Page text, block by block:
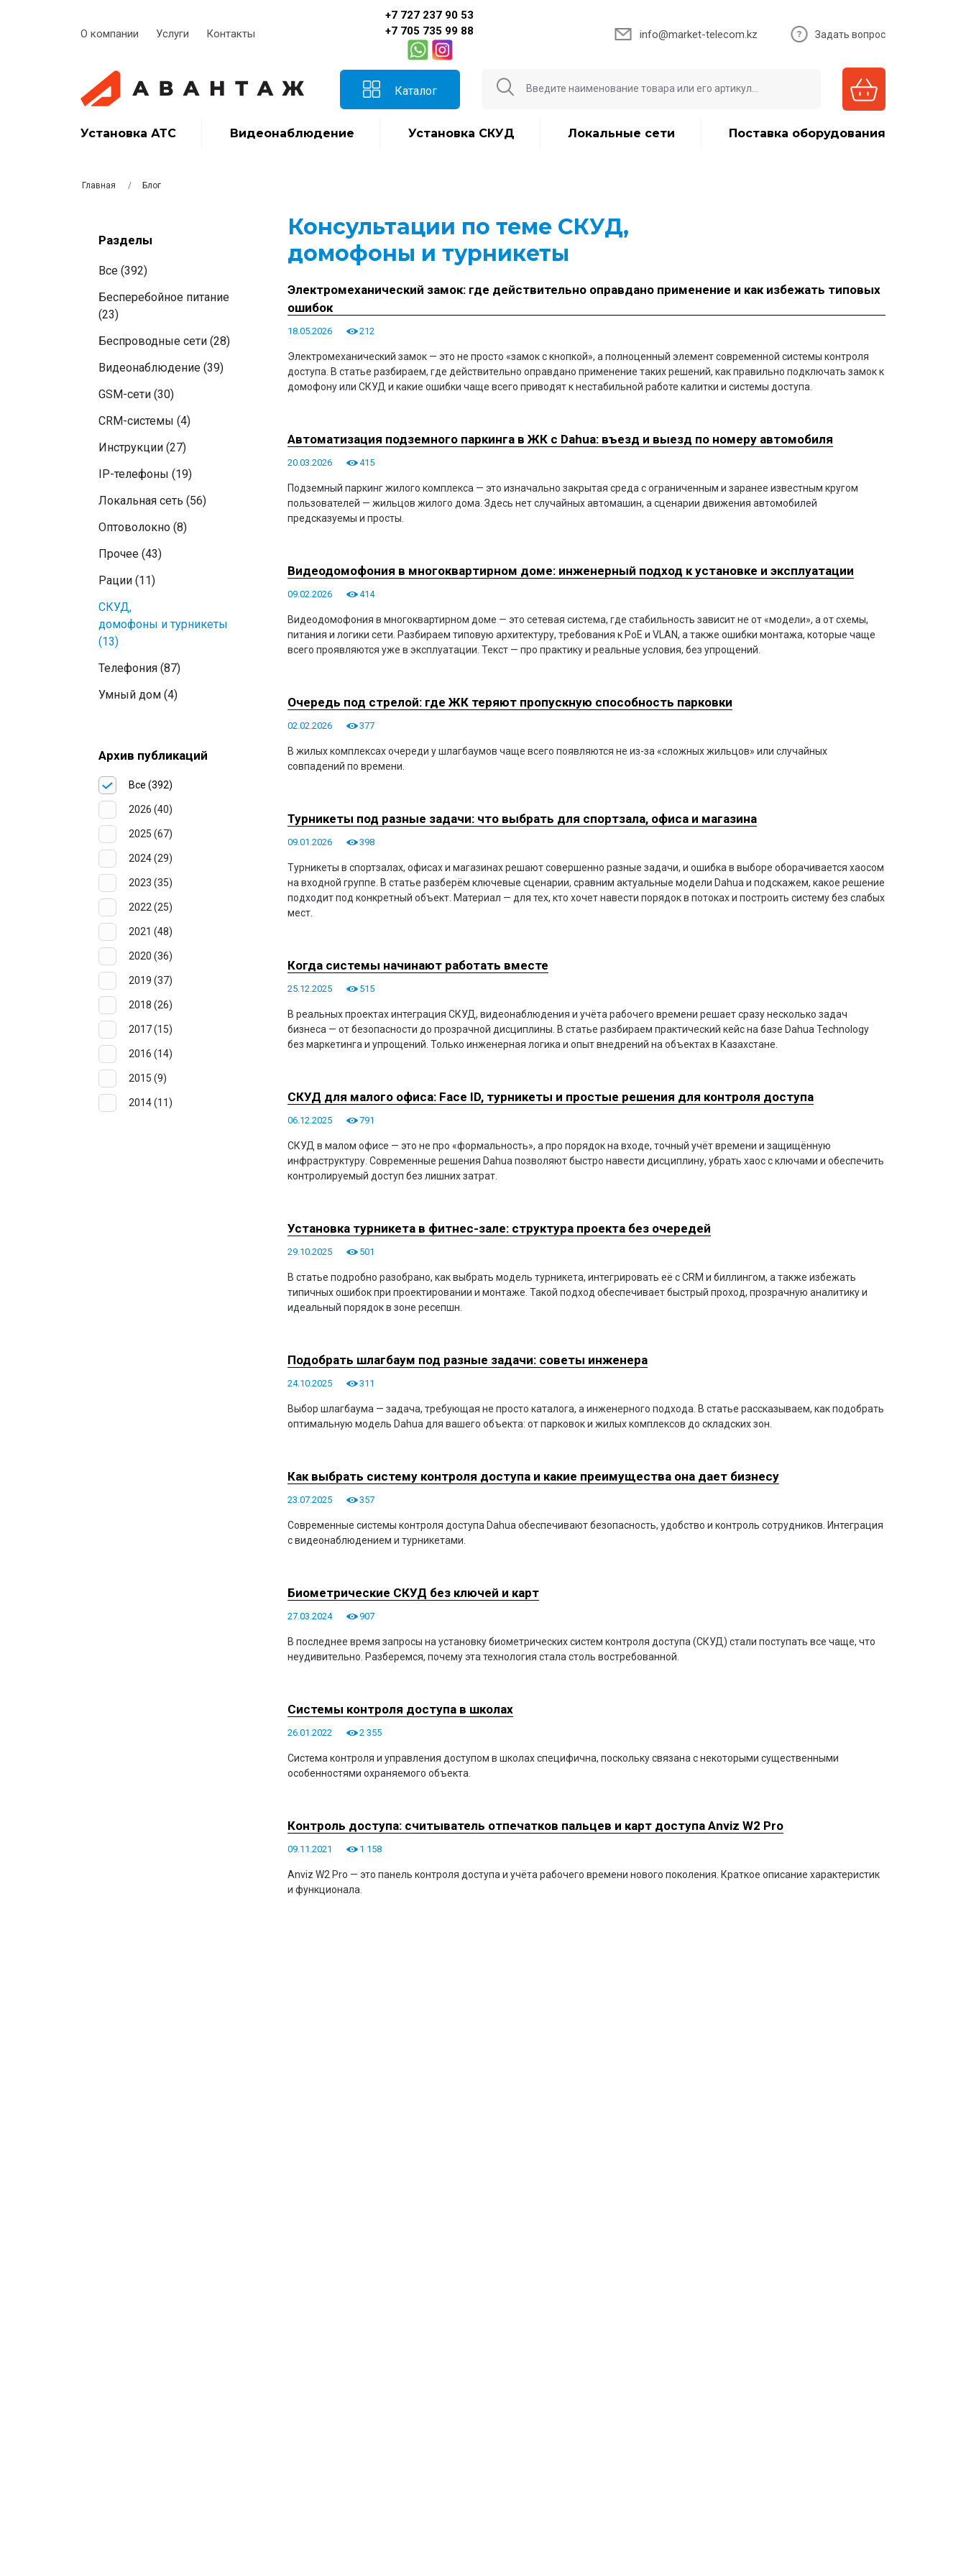
О компании Услуги Контакты
+7 727 237 90 53
+7 705 735 99 88
info@market-telecom.kz Задать вопрос
Каталог
Установка АТС Видеонаблюдение Установка СКУД Локальные сети Поставка оборудования
Главная Блог
Разделы
Все (392)
Бесперебойное питание
(23)
Беспроводные сети (28)
Видеонаблюдение (39)
GSM-сети (30)
CRM-системы (4)
Инструкции (27)
IP-телефоны (19)
Локальная сеть (56)
Оптоволокно (8)
Прочее (43)
Рации (11)
СКУД,
домофоны и турникеты
(13)
Телефония (87)
Умный дом (4)
Архив публикаций
Все (392)
2026 (40)
2025 (67)
2024 (29)
2023 (35)
2022 (25)
2021 (48)
2020 (36)
2019 (37)
2018 (26)
2017 (15)
2016 (14)
2015 (9)
2014 (11)
Консультации по теме СКУД,
домофоны и турникеты
Электромеханический замок: где действительно оправдано применение и как избежать типовых
ошибок
18.05.2026 212
Электромеханический замок — это не просто «замок с кнопкой», а полноценный элемент современной системы контроля
доступа. В статье разбираем, где действительно оправдано применение таких решений, как правильно подключать замок к
домофону или СКУД и какие ошибки чаще всего приводят к нестабильной работе калитки и системы доступа.
Автоматизация подземного паркинга в ЖК с Dahua: въезд и выезд по номеру автомобиля
20.03.2026 415
Подземный паркинг жилого комплекса — это изначально закрытая среда с ограниченным и заранее известным кругом
пользователей — жильцов жилого дома. Здесь нет случайных автомашин, а сценарии движения автомобилей
предсказуемы и просты.
Видеодомофония в многоквартирном доме: инженерный подход к установке и эксплуатации
09.02.2026 414
Видеодомофония в многоквартирном доме — это сетевая система, где стабильность зависит не от «модели», а от схемы,
питания и логики сети. Разбираем типовую архитектуру, требования к PoE и VLAN, а также ошибки монтажа, которые чаще
всего проявляются уже в эксплуатации. Текст — про практику и реальные условия, без упрощений.
Очередь под стрелой: где ЖК теряют пропускную способность парковки
02.02.2026 377
В жилых комплексах очереди у шлагбаумов чаще всего появляются не из-за «сложных жильцов» или случайных
совпадений по времени.
Турникеты под разные задачи: что выбрать для спортзала, офиса и магазина
09.01.2026 398
Турникеты в спортзалах, офисах и магазинах решают совершенно разные задачи, и ошибка в выборе оборачивается хаосом
на входной группе. В статье разберём ключевые сценарии, сравним актуальные модели Dahua и подскажем, какое решение
подходит под конкретный объект. Материал — для тех, кто хочет навести порядок в потоках и построить систему без слабых
мест.
Когда системы начинают работать вместе
25.12.2025 515
В реальных проектах интеграция СКУД, видеонаблюдения и учёта рабочего времени решает сразу несколько задач
бизнеса — от безопасности до прозрачной дисциплины. В статье разбираем практический кейс на базе Dahua Technology
без маркетинга и упрощений. Только инженерная логика и опыт внедрений на объектах в Казахстане.
СКУД для малого офиса: Face ID, турникеты и простые решения для контроля доступа
06.12.2025 791
СКУД в малом офисе — это не про «формальность», а про порядок на входе, точный учёт времени и защищённую
инфраструктуру. Современные решения Dahua позволяют быстро навести дисциплину, убрать хаос с ключами и обеспечить
контролируемый доступ без лишних затрат.
Установка турникета в фитнес-зале: структура проекта без очередей
29.10.2025 501
В статье подробно разобрано, как выбрать модель турникета, интегрировать её с CRM и биллингом, а также избежать
типичных ошибок при проектировании и монтаже. Такой подход обеспечивает быстрый проход, прозрачную аналитику и
идеальный порядок в зоне ресепшн.
Подобрать шлагбаум под разные задачи: советы инженера
24.10.2025 311
Выбор шлагбаума — задача, требующая не просто каталога, а инженерного подхода. В статье рассказываем, как подобрать
оптимальную модель Dahua для вашего объекта: от парковок и жилых комплексов до складских зон.
Как выбрать систему контроля доступа и какие преимущества она дает бизнесу
23.07.2025 357
Современные системы контроля доступа Dahua обеспечивают безопасность, удобство и контроль сотрудников. Интеграция
с видеонаблюдением и турникетами.
Биометрические СКУД без ключей и карт
27.03.2024 907
В последнее время запросы на установку биометрических систем контроля доступа (СКУД) стали поступать все чаще, что
неудивительно. Разберемся, почему эта технология стала столь востребованной.
Системы контроля доступа в школах
26.01.2022 2 355
Система контроля и управления доступом в школах специфична, поскольку связана с некоторыми существенными
особенностями охраняемого объекта.
Контроль доступа: считыватель отпечатков пальцев и карт доступа Anviz W2 Pro
09.11.2021 1 158
Anviz W2 Pro — это панель контроля доступа и учёта рабочего времени нового поколения. Краткое описание характеристик
и функционала.